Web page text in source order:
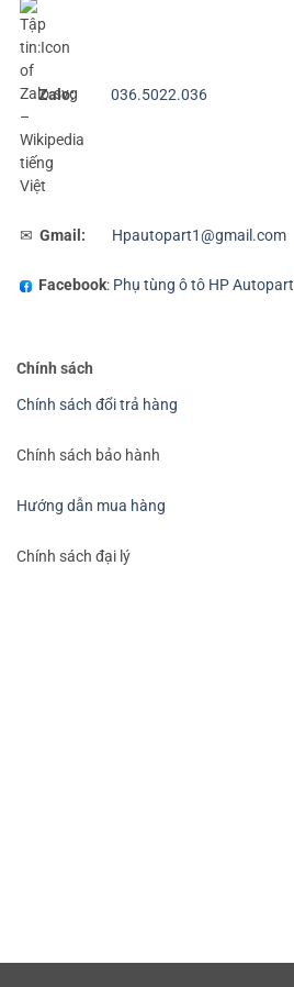
Zalo: 036.5022.036
✉ Gmail: Hpautopart1@gmail.com
Facebook: Phụ tùng ô tô HP Autopart
Chính sách
Chính sách đổi trả hàng
Chính sách bảo hành
Hướng dẫn mua hàng
Chính sách đại lý